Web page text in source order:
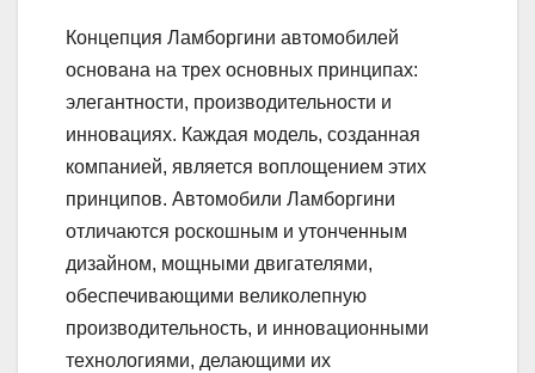
Концепция Ламборгини автомобилей
основана на трех основных принципах:
элегантности, производительности и
инновациях. Каждая модель, созданная
компанией, является воплощением этих
принципов. Автомобили Ламборгини
отличаются роскошным и утонченным
дизайном, мощными двигателями,
обеспечивающими великолепную
производительность, и инновационными
технологиями, делающими их